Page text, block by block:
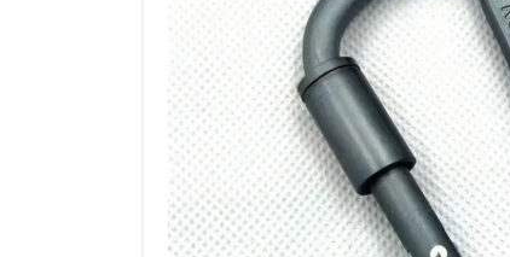
Výpredaj